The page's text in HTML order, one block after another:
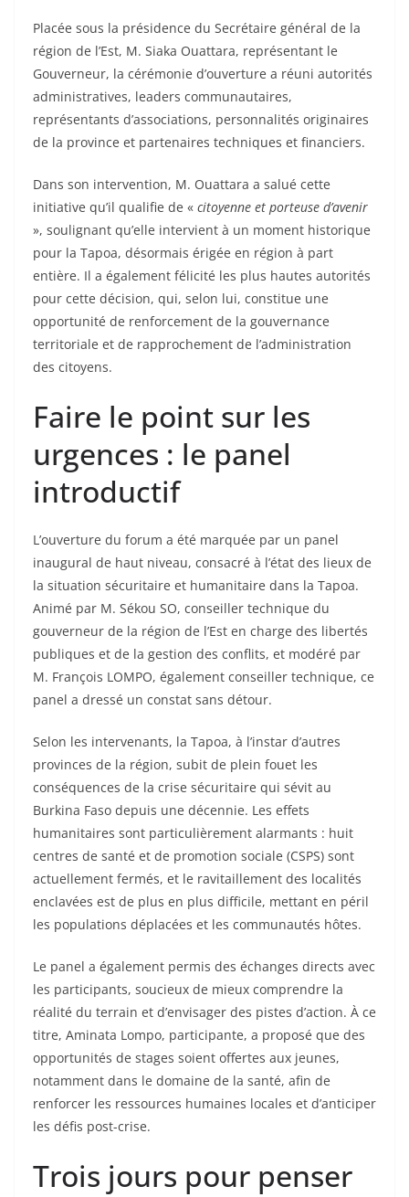
Placée sous la présidence du Secrétaire général de la
région de l’Est, M. Siaka Ouattara, représentant le
Gouverneur, la cérémonie d’ouverture a réuni autorités
administratives, leaders communautaires,
représentants d’associations, personnalités originaires
de la province et partenaires techniques et financiers.
Dans son intervention, M. Ouattara a salué cette
initiative qu’il qualifie de « citoyenne et porteuse d’avenir
», soulignant qu’elle intervient à un moment historique
pour la Tapoa, désormais érigée en région à part
entière. Il a également félicité les plus hautes autorités
pour cette décision, qui, selon lui, constitue une
opportunité de renforcement de la gouvernance
territoriale et de rapprochement de l’administration
des citoyens.
Faire le point sur les
urgences : le panel
introductif
L’ouverture du forum a été marquée par un panel
inaugural de haut niveau, consacré à l’état des lieux de
la situation sécuritaire et humanitaire dans la Tapoa.
Animé par M. Sékou SO, conseiller technique du
gouverneur de la région de l’Est en charge des libertés
publiques et de la gestion des conflits, et modéré par
M. François LOMPO, également conseiller technique, ce
panel a dressé un constat sans détour.
Selon les intervenants, la Tapoa, à l’instar d’autres
provinces de la région, subit de plein fouet les
conséquences de la crise sécuritaire qui sévit au
Burkina Faso depuis une décennie. Les effets
humanitaires sont particulièrement alarmants : huit
centres de santé et de promotion sociale (CSPS) sont
actuellement fermés, et le ravitaillement des localités
enclavées est de plus en plus difficile, mettant en péril
les populations déplacées et les communautés hôtes.
Le panel a également permis des échanges directs avec
les participants, soucieux de mieux comprendre la
réalité du terrain et d’envisager des pistes d’action. À ce
titre, Aminata Lompo, participante, a proposé que des
opportunités de stages soient offertes aux jeunes,
notamment dans le domaine de la santé, afin de
renforcer les ressources humaines locales et d’anticiper
les défis post-crise.
Trois jours pour penser